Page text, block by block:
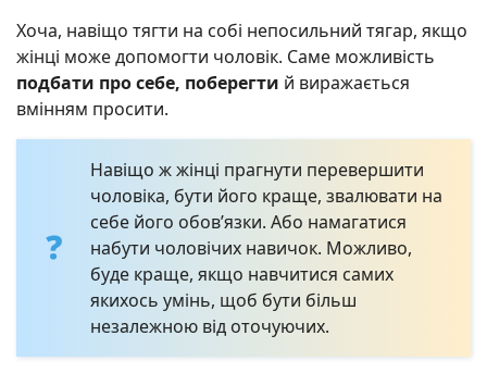
Хоча, навіщо тягти на собі непосильний тягар, якщо
жінці може допомогти чоловік. Саме можливість
подбати про себе, поберегти й виражається
вмінням просити.
Навіщо ж жінці прагнути перевершити
чоловіка, бути його краще, звалювати на
себе його обов’язки. Або намагатися
набути чоловічих навичок. Можливо,
буде краще, якщо навчитися самих
якихось умінь, щоб бути більш
незалежною від оточуючих.